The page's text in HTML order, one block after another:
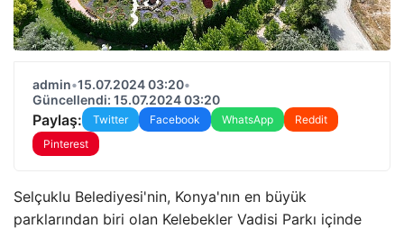
admin•15.07.2024 03:20•
Güncellendi: 15.07.2024 03:20
Paylaş: Twitter Facebook WhatsApp
Reddit
Pinterest
Selçuklu Belediyesi'nin, Konya'nın en büyük
parklarından biri olan Kelebekler Vadisi Parkı içinde